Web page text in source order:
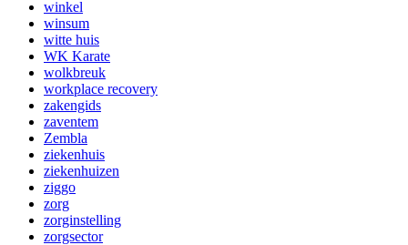
winkel
winsum
witte huis
WK Karate
wolkbreuk
workplace recovery
zakengids
zaventem
Zembla
ziekenhuis
ziekenhuizen
ziggo
zorg
zorginstelling
zorgsector